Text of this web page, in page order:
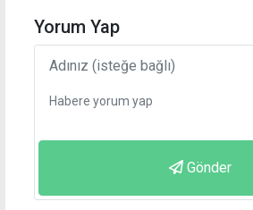
Yorum Yap
Gönder